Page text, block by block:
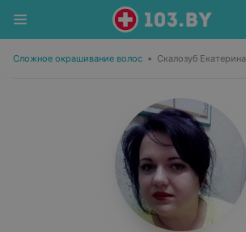
Сложное окрашивание волос • Скалозуб Екатерина